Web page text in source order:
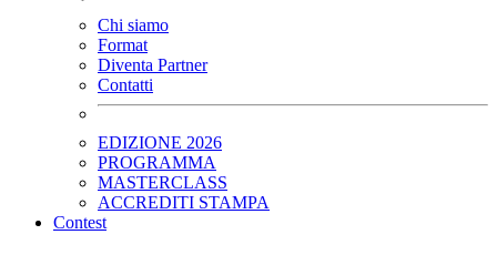
Chi siamo
Format
Diventa Partner
Contatti
EDIZIONE 2026
PROGRAMMA
MASTERCLASS
ACCREDITI STAMPA
Contest